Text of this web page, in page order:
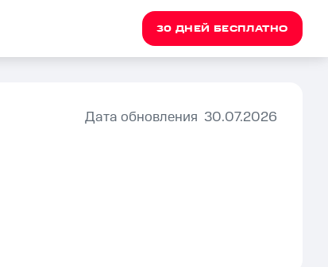
30 ДНЕЙ БЕСПЛАТНО
Дата обновления 30.07.2026